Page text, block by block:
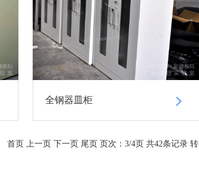
全钢器皿柜
首页 上一页 下一页 尾页 页次：3/4页 共42条记录 转